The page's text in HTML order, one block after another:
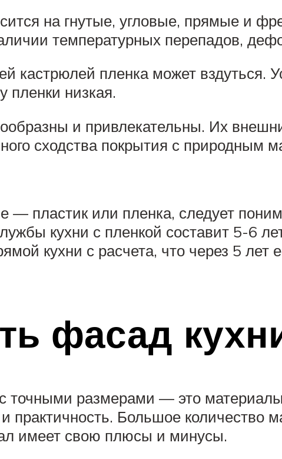
на гнутые, угловые, прямые и
температурных перепадов,
кастрюлей пленка может вздуться.
пленки низкая.
и привлекательны. Их
сходства покрытия с природным
— пластик или пленка, следует
кухни с пленкой составит 5-6
кухни с расчета, что через 5 лет
фасад
размерами — это материалы,
Большое количество
имеет свою плюсы и минусы.